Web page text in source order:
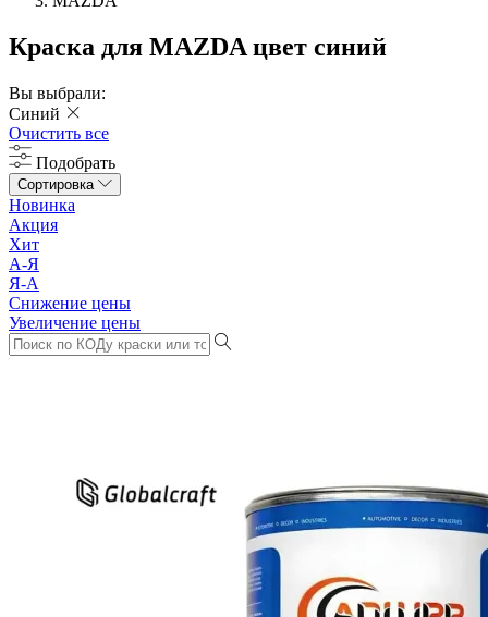
Краска для MAZDA цвет синий
Вы выбрали:
Синий
Очистить все
Подобрать
Сортировка
Новинка
Акция
Хит
А-Я
Я-А
Снижение цены
Увеличение цены